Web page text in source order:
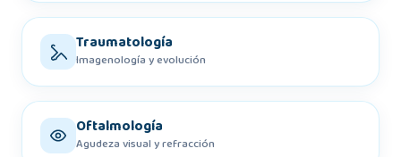
Traumatología
Imagenología y evolución
Oftalmología
Agudeza visual y refracción